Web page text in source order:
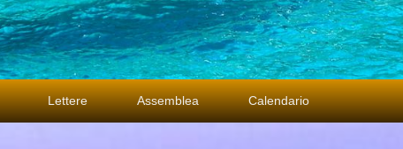
Lettere Assemblea Calendario